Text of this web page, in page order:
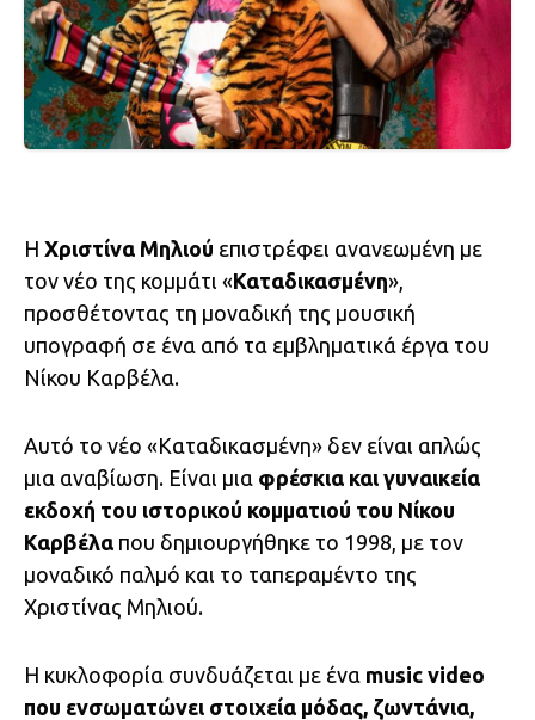
Η Χριστίνα Μηλιού επιστρέφει ανανεωμένη με
τον νέο της κομμάτι «Καταδικασμένη»,
προσθέτοντας τη μοναδική της μουσική
υπογραφή σε ένα από τα εμβληματικά έργα του
Νίκου Καρβέλα.
Αυτό το νέο «Καταδικασμένη» δεν είναι απλώς
μια αναβίωση. Είναι μια φρέσκια και γυναικεία
εκδοχή του ιστορικού κομματιού του Νίκου
Καρβέλα που δημιουργήθηκε το 1998, με τον
μοναδικό παλμό και το ταπεραμέντο της
Χριστίνας Μηλιού.
Η κυκλοφορία συνδυάζεται με ένα music video
που ενσωματώνει στοιχεία μόδας, ζωντάνια,